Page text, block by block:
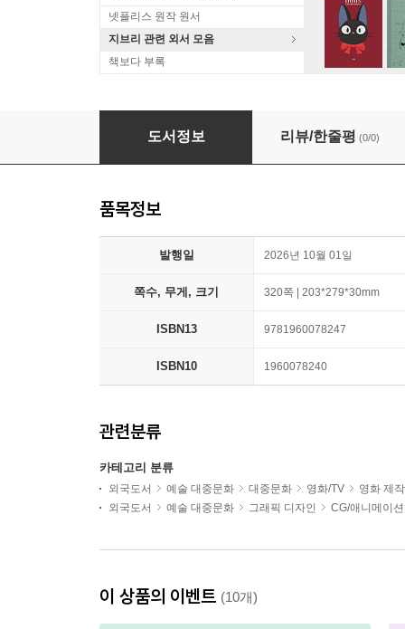
넷플리스 원작 원서
지브리 관련 외서 모음
책보다 부록
The Art of Hazbin Hotel
도서정보 리뷰/한줄평 (0/0)
품목정보
발행일 2026년 10월 01일
쪽수, 무게, 크기 320쪽 | 203*279*30mm
ISBN13 9781960078247
ISBN10 1960078240
관련분류
카테고리 분류
외국도서 예술 대중문화 대중문화 영화/TV
영화 제
외국도서
예술 대중문화 그래픽 디자인 CG/애니메이션
이 상품의 이벤트 (10개)